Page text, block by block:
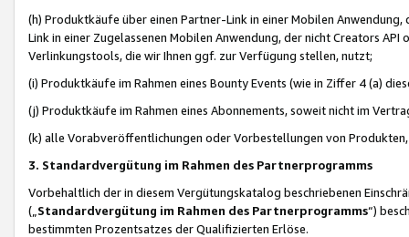
(h) Produktkäufe über einen Partner-Link in einer Mobilen
Link in einer Zugelassenen Mobilen Anwendung, der nicht Creators
Verlinkungstools, die wir Ihnen ggf. zur Verfügung stellen, nutzt;
(i) Produktkäufe im Rahmen eines Bounty Events (wie in Ziffer 4 (a)
(j) Produktkäufe im Rahmen eines Abonnements, soweit nicht im
(k) alle Vorabveröffentlichungen oder Vorbestellungen von
3. Standardvergütung im Rahmen des Partnerprogramms
Vorbehaltlich der in diesem Vergütungskatalog beschriebenen
(„ Standardvergütung im Rahmen des Partnerprogramms“)
bestimmten Prozentsatzes der Qualifizierten Erlöse.